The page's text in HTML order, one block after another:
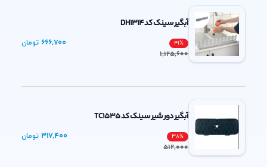
آبگیر سینک کد DH1314
41%
666,700 تومان
1,125,600
آبگیر دور شیر سینک کد TC1535
38%
317,400 تومان
512,000